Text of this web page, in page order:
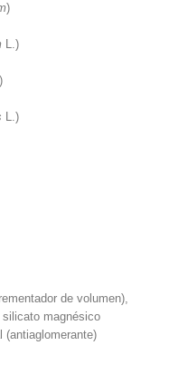
)
L.)
L.)
de volumen),
magnésico
(antiaglomerante)